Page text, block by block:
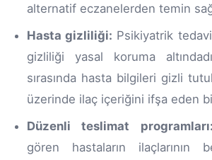
alternatif eczanelerden temin
Hasta gizliliği: Psikiyatrik
gizliliği yasal koruma
sırasında hasta bilgileri gizli
üzerinde ilaç içeriğini ifşa eden
Düzenli teslimat programları:
gören hastaların ilaçlarının